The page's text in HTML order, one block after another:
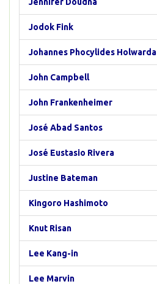
Jodok Fink
Johannes Phocylides Holwarda
John Campbell
John Frankenheimer
José Abad Santos
José Eustasio Rivera
Justine Bateman
Kingoro Hashimoto
Knut Risan
Lee Kang-in
Lee Marvin